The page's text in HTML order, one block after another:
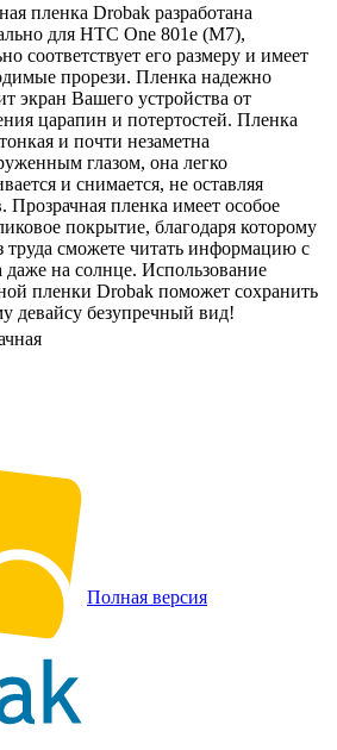
пленка Drobak разработана
для HTC One 801e (M7),
соответствует его размеру и имеет
прорези. Пленка надежно
экран Вашего устройства от
царапин и потертостей. Пленка
и почти незаметна
глазом, она легко
и снимается, не оставляя
Прозрачная пленка имеет особое
покрытие, благодаря которому
труда сможете читать информацию с
даже на солнце. Использование
пленки Drobak поможет сохранить
девайсу безупречный вид!
Полная версия